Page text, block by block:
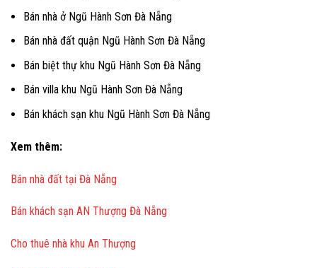
Bán nhà ở Ngũ Hành Sơn Đà Nẵng
Bán nhà đất quận Ngũ Hành Sơn Đà Nẵng
Bán biệt thự khu Ngũ Hành Sơn Đà Nẵng
Bán villa khu Ngũ Hành Sơn Đà Nẵng
Bán khách sạn khu Ngũ Hành Sơn Đà Nẵng
Xem thêm:
Bán nhà đất tại Đà Nẵng
Bán khách sạn AN Thượng Đà Nẵng
Cho thuê nhà khu An Thượng